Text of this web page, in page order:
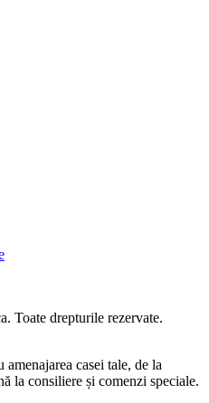
Toate drepturile rezervate.
casei tale, de la
la consiliere și comenzi speciale.